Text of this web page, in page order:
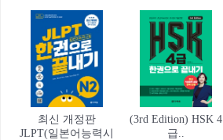
최신 개정판
JLPT(일본어능력시
(3rd Edition) HSK 4
급..